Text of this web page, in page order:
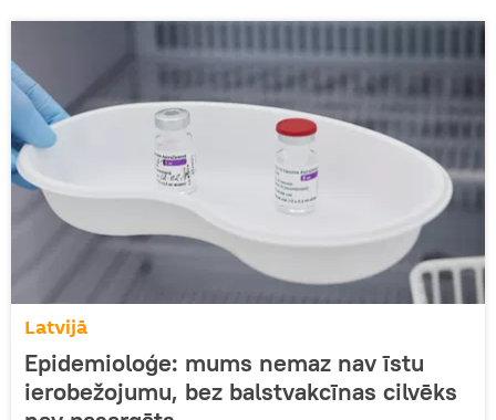
Latvijā
Epidemioloģe: mums nemaz nav īstu
ierobežojumu, bez balstvakcīnas cilvēks